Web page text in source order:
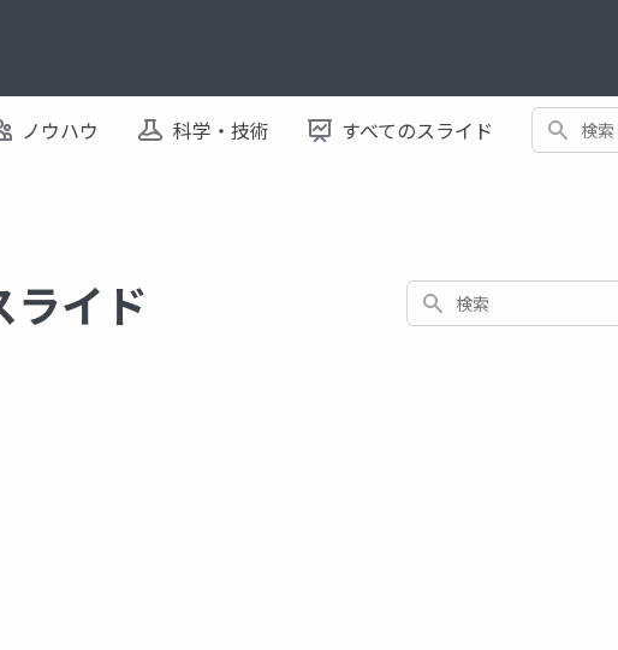
ノウハウ 科学・技術 すべてのスライド 検索
ライド 検索